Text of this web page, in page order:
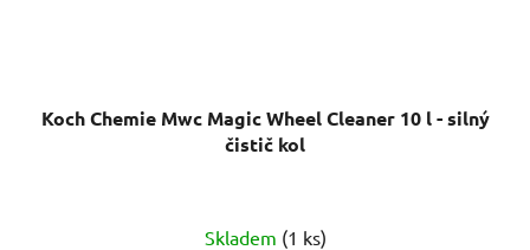
Koch Chemie Mwc Magic Wheel Cleaner 10 l - silný
čistič kol
Skladem (1 ks)